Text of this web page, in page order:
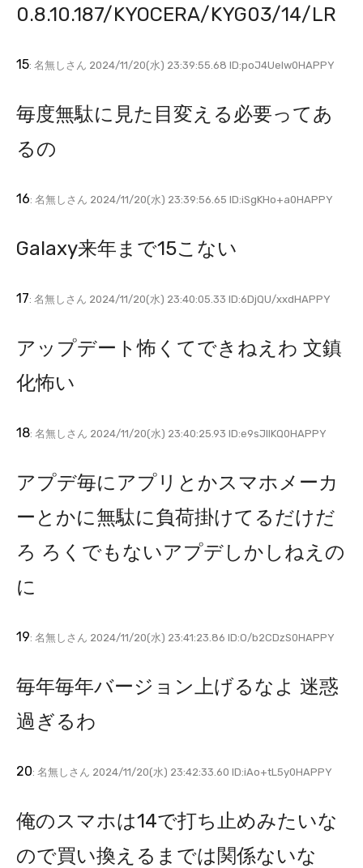
0.8.10.187/KYOCERA/KYG03/14/LR
15: 名無しさん 2024/11/20(水) 23:39:55.68 ID:poJ4UeIw0HAPPY
毎度無駄に見た目変える必要ってあ
るの
16: 名無しさん 2024/11/20(水) 23:39:56.65 ID:iSgKHo+a0HAPPY
Galaxy来年まで15こない
17: 名無しさん 2024/11/20(水) 23:40:05.33 ID:6DjQU/xxdHAPPY
アップデート怖くてできねえわ 文鎮
化怖い
18: 名無しさん 2024/11/20(水) 23:40:25.93 ID:e9sJIlKQ0HAPPY
アプデ毎にアプリとかスマホメーカ
ーとかに無駄に負荷掛けてるだけだ
ろ ろくでもないアプデしかしねえの
に
19: 名無しさん 2024/11/20(水) 23:41:23.86 ID:O/b2CDzS0HAPPY
毎年毎年バージョン上げるなよ 迷惑
過ぎるわ
20: 名無しさん 2024/11/20(水) 23:42:33.60 ID:iAo+tL5y0HAPPY
俺のスマホは14で打ち止めみたいな
ので買い換えるまでは関係ないな